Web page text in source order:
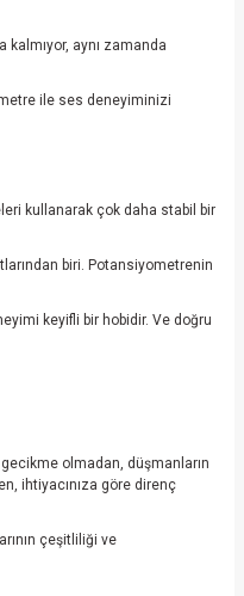
aynı zamanda
ile ses deneyiminizi
kullanarak çok daha stabil bir
biri. Potansiyometrenin
keyifli bir hobidir. Ve doğru
olmadan, düşmanların
ihtiyacınıza göre direnç
çeşitliliği ve